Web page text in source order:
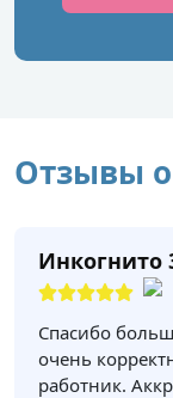
Отзывы
Инкогнито
Спасибо
очень
работник.